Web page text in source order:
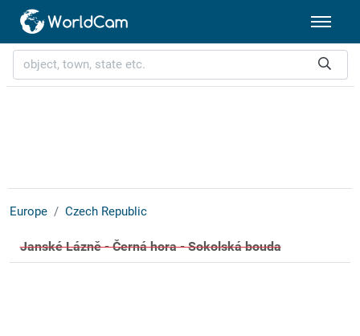
Europe Czech Republic
Janské Lázně - Černá hora - Sokolská bouda